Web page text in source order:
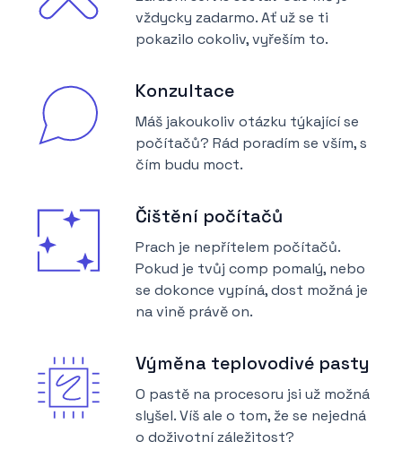
vždycky zadarmo. Ať už se ti
pokazilo cokoliv, vyřeším to.
Konzultace
Máš jakoukoliv otázku týkající se
počítačů? Rád poradím se vším, s
čím budu moct.
Čištění počítačů
Prach je nepřítelem počítačů.
Pokud je tvůj comp pomalý, nebo
se dokonce vypíná, dost možná je
na vině právě on.
Výměna teplovodivé pasty
O pastě na procesoru jsi už možná
slyšel. Víš ale o tom, že se nejedná
o doživotní záležitost?